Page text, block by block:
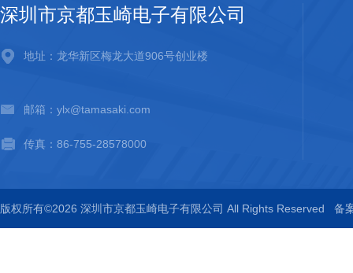
深圳市京都玉崎电子有限公司
地址：龙华新区梅龙大道906号创业楼
邮箱：ylx@tamasaki.com
传真：86-755-28578000
版权所有©2026 深圳市京都玉崎电子有限公司 All Rights Reserved 备